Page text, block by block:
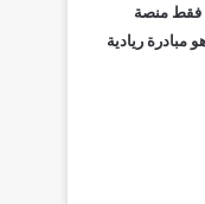
فقط منصة
مبادرة ريادية